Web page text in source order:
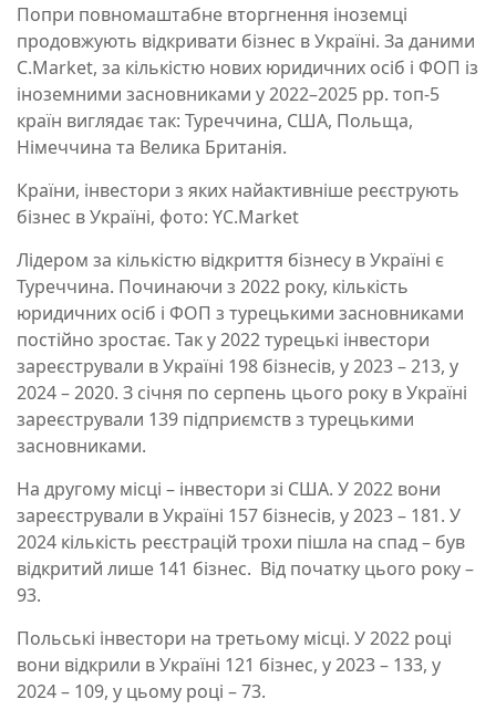
Попри повномаштабне вторгнення іноземці
продовжують відкривати бізнес в Україні. За даними
C.Market, за кількістю нових юридичних осіб і ФОП із
іноземними засновниками у 2022–2025 рр. топ-5
країн виглядає так: Туреччина, США, Польща,
Німеччина та Велика Британія.
Країни, інвестори з яких найактивніше реєструють
бізнес в Україні, фото: YC.Market
Лідером за кількістю відкриття бізнесу в Україні є
Туреччина. Починаючи з 2022 року, кількість
юридичних осіб і ФОП з турецькими засновниками
постійно зростає. Так у 2022 турецькі інвестори
зареєстрували в Україні 198 бізнесів, у 2023 – 213, у
2024 – 2020. З січня по серпень цього року в Україні
зареєстрували 139 підприємств з турецькими
засновниками.
На другому місці – інвестори зі США. У 2022 вони
зареєстрували в Україні 157 бізнесів, у 2023 – 181. У
2024 кількість реєстрацій трохи пішла на спад – був
відкритий лише 141 бізнес. Від початку цього року –
93.
Польські інвестори на третьому місці. У 2022 році
вони відкрили в Україні 121 бізнес, у 2023– 133, у
2024 – 109, у цьому році – 73.